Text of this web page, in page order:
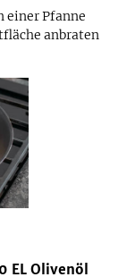
einer Pfanne
anbraten
EL Olivenöl